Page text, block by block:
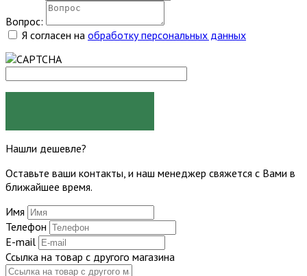
Вопрос:
Я согласен на обработку персональных данных
Нашли дешевле?
Оставьте ваши контакты, и наш менеджер свяжется с Вами в
ближайшее время.
Имя
Телефон
E-mail
Ссылка на товар с другого магазина